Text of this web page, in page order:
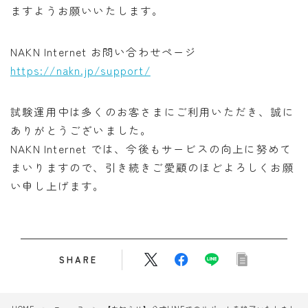
ますようお願いいたします。
NAKN Internet お問い合わせページ
https://nakn.jp/support/
試験運用中は多くのお客さまにご利用いただき、誠に
ありがとうございました。
NAKN Internet では、今後もサービスの向上に努めて
まいりますので、引き続きご愛顧のほどよろしくお願
い申し上げます。
SHARE